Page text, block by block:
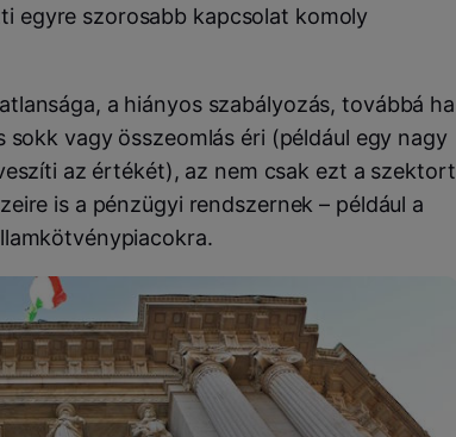
egyre szorosabb kapcsolat komoly
a hiányos szabályozás, továbbá ha
vagy összeomlás éri (például egy nagy
az értékét), az nem csak ezt a szektort
is a pénzügyi rendszernek – például a